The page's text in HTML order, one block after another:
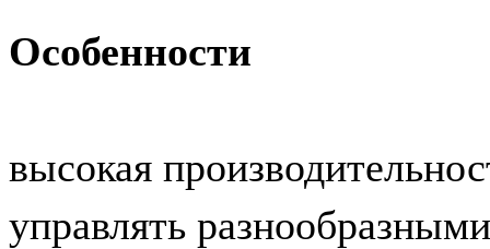
Особенности
высокая
управлять